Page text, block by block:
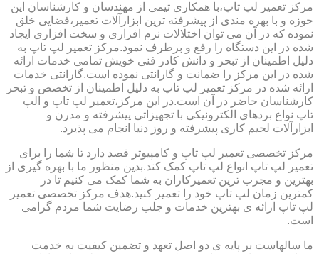
مرکز تعمیر لپ تاپ،با همکاری تیمی از مهندسان و کارشناسان این
حوزه و با بهره مندی از پیشرفته ترین ابزارآلات تعمیر،فضایی خلق
نموده که در آن می توان اختلالات نرم افزاری و سخت افزاری ایجاد
شده در این دستگاه را رفع و برطرف نمود.مرکز تعمیر لپ تاپ به
دلیل اطمینان از تبحر و دانش کادر فنی خویش تمامی خدمات ارائه
شده در این مرکز را ضمانت و گارانتی نموده است.گارانتی خدمات
ارائه شده در مرکز تعمیر لپ تاپ به دلیل اطمینان از تخصص و تبحر
کارشناسان حاضر در آن است.در این مرکز،تعمیر لپ تاپ و الپ
تاپ نواع بردهای الکترونیکی با تجهیزاتی پیشرفته و مدرن و
ابزارآلات لحیم کاری پیشرفته و روز دنیا انجام می پذیرد.
مرکز تخصصی تعمیر لپ تاپ و کامپیوتر قصد دارد تا شما را برای
تعمیر لپ تاپ انواع لپ تاپ کمک کند.بدین منظور ما با بهره گیری از
بهترین و مجرب ترین تعمیرکاران به شما کمک می کنیم تا در
کمترین زمان لپ تاپ خود را تعمیر کنید.هدف مرکز تخصصی تعمیر
لپ تاپ ارائه ی بهترین خدمات و جلب رضایت شما مردم گرامی
است.
ما سالهاست بر پایه ی دو اصل تعهد و تضمین کیفیت به خدمت